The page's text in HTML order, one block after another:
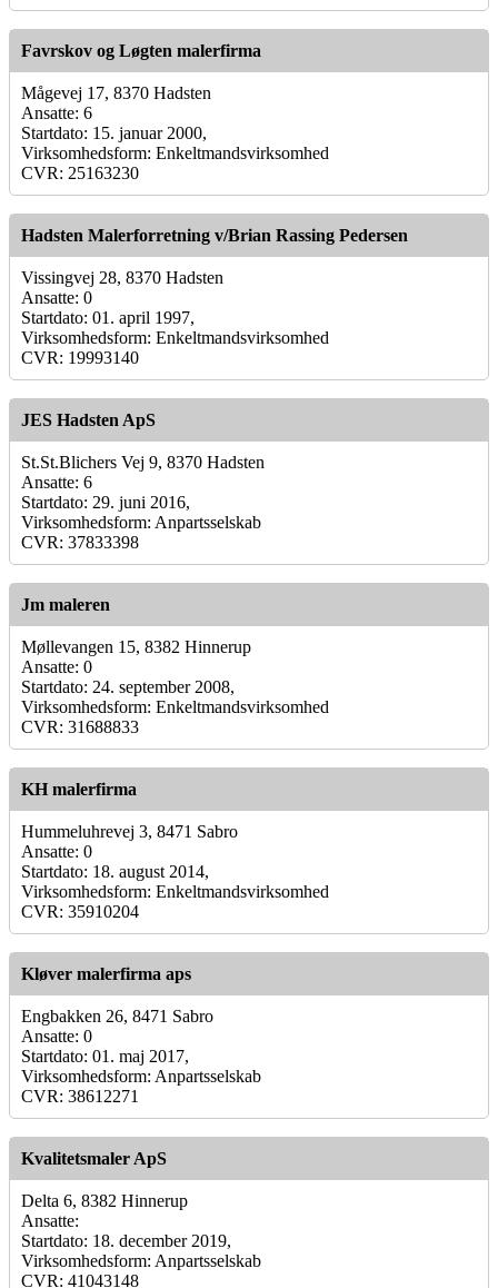
Favrskov og Løgten malerfirma
Mågevej 17, 8370 Hadsten
Ansatte: 6
Startdato: 15. januar 2000,
Virksomhedsform: Enkeltmandsvirksomhed
CVR: 25163230
Hadsten Malerforretning v/Brian Rassing Pedersen
Vissingvej 28, 8370 Hadsten
Ansatte: 0
Startdato: 01. april 1997,
Virksomhedsform: Enkeltmandsvirksomhed
CVR: 19993140
JES Hadsten ApS
St.St.Blichers Vej 9, 8370 Hadsten
Ansatte: 6
Startdato: 29. juni 2016,
Virksomhedsform: Anpartsselskab
CVR: 37833398
Jm maleren
Møllevangen 15, 8382 Hinnerup
Ansatte: 0
Startdato: 24. september 2008,
Virksomhedsform: Enkeltmandsvirksomhed
CVR: 31688833
KH malerfirma
Hummeluhrevej 3, 8471 Sabro
Ansatte: 0
Startdato: 18. august 2014,
Virksomhedsform: Enkeltmandsvirksomhed
CVR: 35910204
Kløver malerfirma aps
Engbakken 26, 8471 Sabro
Ansatte: 0
Startdato: 01. maj 2017,
Virksomhedsform: Anpartsselskab
CVR: 38612271
Kvalitetsmaler ApS
Delta 6, 8382 Hinnerup
Ansatte:
Startdato: 18. december 2019,
Virksomhedsform: Anpartsselskab
CVR: 41043148